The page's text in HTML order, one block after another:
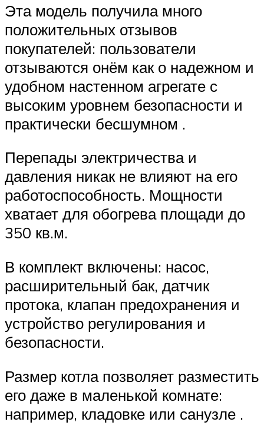
Эта модель получила много
положительных отзывов
покупателей: пользователи
отзываются онём как о надежном и
удобном настенном агрегате с
высоким уровнем безопасности и
практически бесшумном .
Перепады электричества и
давления никак не влияют на его
работоспособность. Мощности
хватает для обогрева площади до
350 кв.м.
В комплект включены: насос,
расширительный бак, датчик
протока, клапан предохранения и
устройство регулирования и
безопасности.
Размер котла позволяет разместить
его даже в маленькой комнате:
например, кладовке или санузле .